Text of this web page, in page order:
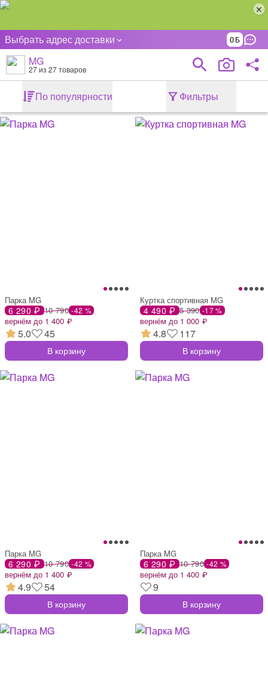
Выбрать адрес доставки 0
MG
27из 27 товаров
По популярности Фильтры
Парка MG
6 290 ₽ 10 790 -42 %
вернём до 1 400 ₽
5.0 45
В корзину
Куртка спортивная MG
4 490 ₽ 5 390 -17 %
вернём до 1 000 ₽
4.8 117
В корзину
Парка MG
6 290 ₽ 10 790 -42 %
вернём до 1 400 ₽
4.9 54
В корзину
Парка MG
6 290 ₽ 10 790 -42 %
вернём до 1 400 ₽
9
В корзину